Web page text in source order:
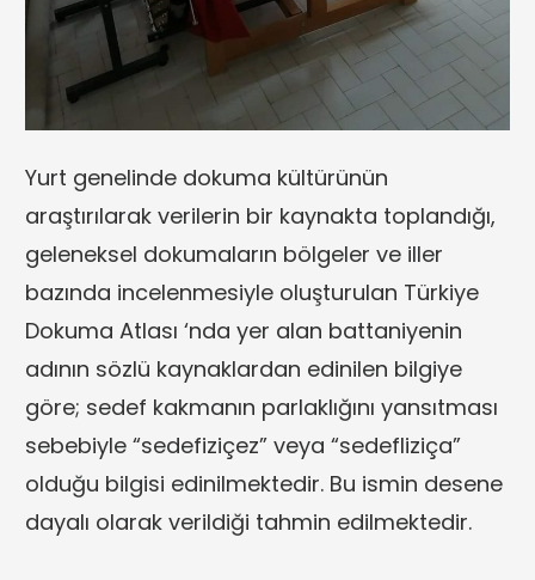
Yurt genelinde dokuma kültürünün
araştırılarak verilerin bir kaynakta toplandığı,
geleneksel dokumaların bölgeler ve iller
bazında incelenmesiyle oluşturulan Türkiye
Dokuma Atlası ‘nda yer alan battaniyenin
adının sözlü kaynaklardan edinilen bilgiye
göre; sedef kakmanın parlaklığını yansıtması
sebebiyle “sedefiziçez” veya “sedefliziça”
olduğu bilgisi edinilmektedir. Bu ismin desene
dayalı olarak verildiği tahmin edilmektedir.